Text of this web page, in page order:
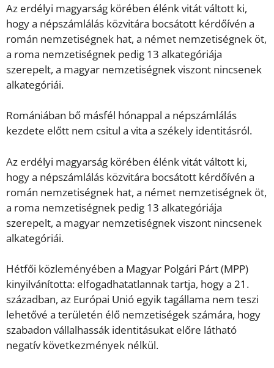
Az erdélyi magyarság körében élénk vitát váltott ki,
hogy a népszámlálás közvitára bocsátott kérdőívén a
román nemzetiségnek hat, a német nemzetiségnek öt,
a roma nemzetiségnek pedig 13 alkategóriája
szerepelt, a magyar nemzetiségnek viszont nincsenek
alkategóriái.
Romániában bő másfél hónappal a népszámlálás
kezdete előtt nem csitul a vita a székely identitásról.
Az erdélyi magyarság körében élénk vitát váltott ki,
hogy a népszámlálás közvitára bocsátott kérdőívén a
román nemzetiségnek hat, a német nemzetiségnek öt,
a roma nemzetiségnek pedig 13 alkategóriája
szerepelt, a magyar nemzetiségnek viszont nincsenek
alkategóriái.
Hétfői közleményében a Magyar Polgári Párt (MPP)
kinyilvánította: elfogadhatatlannak tartja, hogy a 21.
században, az Európai Unió egyik tagállama nem teszi
lehetővé a területén élő nemzetiségek számára, hogy
szabadon vállalhassák identitásukat előre látható
negatív következmények nélkül.